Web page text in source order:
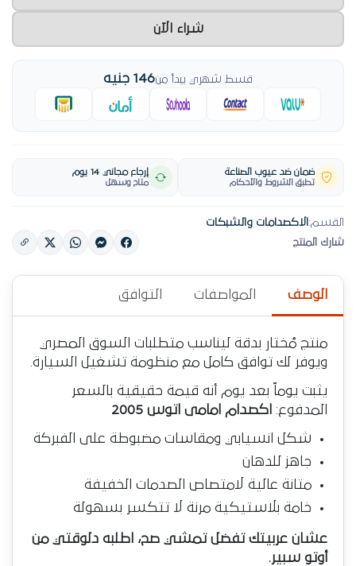
شراء الآن
قسط شهري يبدأ من146 جنيه
ضمان ضد عيوب الصناعة
تطبق الشروط والأحكام
إرجاع مجاني 14 يوم
متاح وسهل
القسم: الاكصدامات والشبكات
شارك المنتج
الوصف المواصفات التوافق
منتج مُختار بدقة ليناسب متطلبات السوق المصري
ويوفر لك توافق كامل مع منظومة تشغيل السيارة.
يثبت يوماً بعد يوم أنه قيمة حقيقية بالسعر
المدفوع:
اكصدام امامى اتوس 2005
شكل انسيابي ومقاسات مضبوطة على الفبركة
جاهز للدهان
متانة عالية لامتصاص الصدمات الخفيفة
خامة بلاستيكية مرنة لا تتكسر بسهولة
عشان عربيتك تفضل تمشي صح، اطلبه دلوقتي من
أوتو سبير.